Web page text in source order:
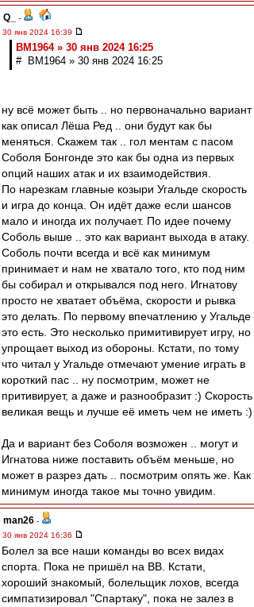
Q_
-
30 янв 2024 16:39
BM1964 » 30 янв 2024 16:25
# BM1964 » 30 янв 2024 16:25
ну всё может быть .. но первоначально вариант
как описал Лёша Ред .. они будут как бы
меняться. Скажем так .. гол ментам с пасом
Соболя Бонгонде это как бы одна из первых
опций наших атак и их взаимодействия.
По нарезкам главные козыри Угальде скорость
и игра до конца. Он идёт даже если шансов
мало и иногда их получает. По идее почему
Соболь выше .. это как вариант выхода в атаку.
Соболь почти всегда и всё как минимум
принимает и нам не хватало того, кто под ним
бы собирал и открывался под него. Игнатову
просто не хватает объёма, скорости и рывка
это делать. По первому впечатлению у Угальде
это есть. Это несколько примитивирует игру, но
упрощает выход из обороны. Кстати, по тому
что читал у Угальде отмечают умение играть в
короткий пас .. ну посмотрим, может не
притивирует, а даже и разнообразит :) Скорость
великая вещь и лучше её иметь чем не иметь :)
Да и вариант без Соболя возможен .. могут и
Игнатова ниже поставить объём меньше, но
может в разрез дать .. посмотрим опять же. Как
минимум иногда такое мы точно увидим.
man26 -
30 янв 2024 16:36
Болел за все наши команды во всех видах
спорта. Пока не пришёл на ВВ. Кстати,
хороший знакомый, болельщик лохов, всегда
симпатизировал "Спартаку", пока не залез в